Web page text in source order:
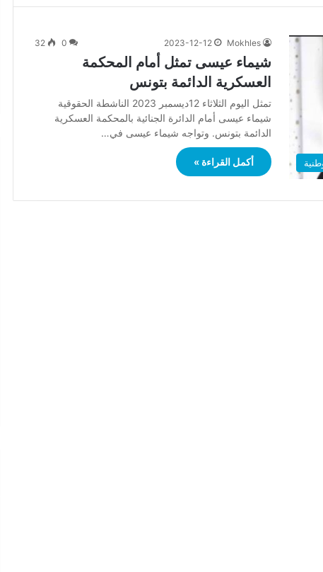
Mokhles
2023-12-12
0
32
شيماء عيسى تمثل أمام المحكمة
العسكرية الدائمة بتونس
تمثل اليوم الثلاثاء 12ديسمبر 2023 الناشطة الحقوقية
شيماء عيسى أمام الدائرة الجنائية بالمحكمة العسكرية
الدائمة بتونس. وتواجه شيماء عيسى في…
أكمل القراءة »